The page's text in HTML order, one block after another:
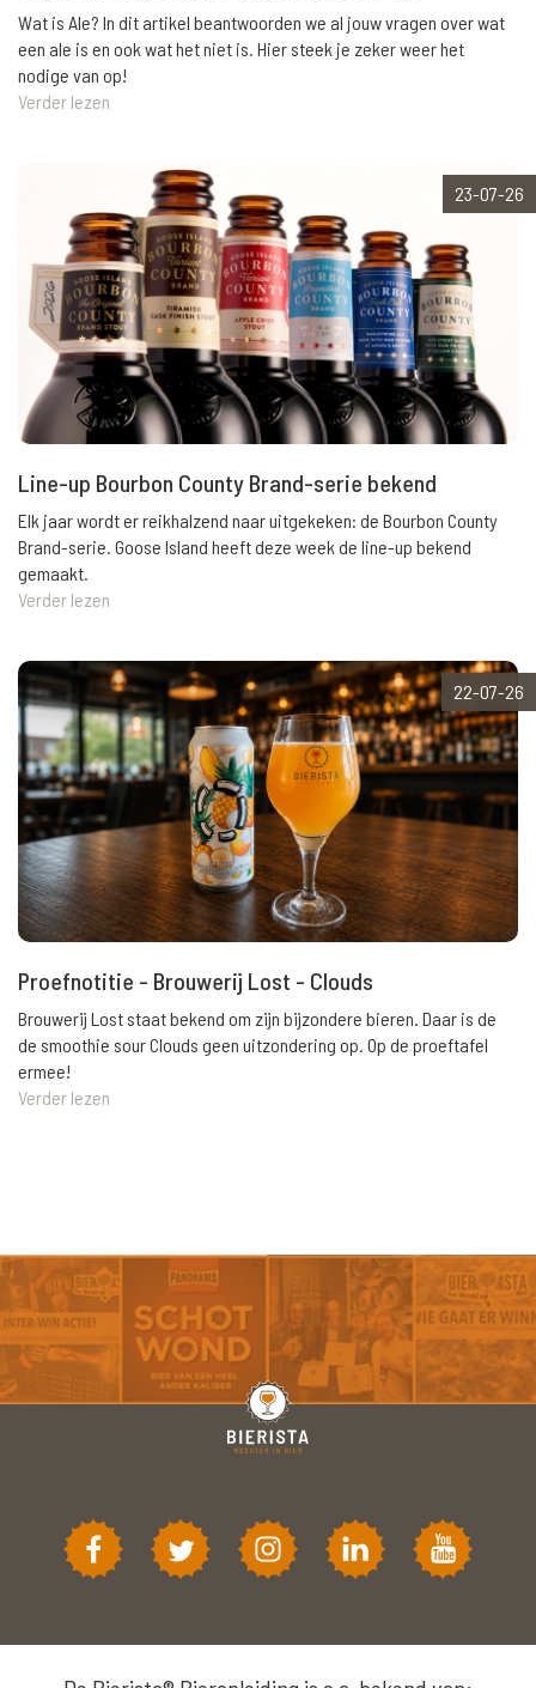
Wat is Ale? In dit artikel beantwoorden we al jouw vragen over wat
een ale is en ook wat het niet is. Hier steek je zeker weer het
nodige van op!
Verder lezen
23-07-26
Line-up Bourbon County Brand-serie bekend
Elk jaar wordt er reikhalzend naar uitgekeken: de Bourbon County
Brand-serie. Goose Island heeft deze week de line-up bekend
gemaakt.
Verder lezen
22-07-26
Proefnotitie - Brouwerij Lost - Clouds
Brouwerij Lost staat bekend om zijn bijzondere bieren. Daar is de
de smoothie sour Clouds geen uitzondering op. Op de proeftafel
ermee!
Verder lezen